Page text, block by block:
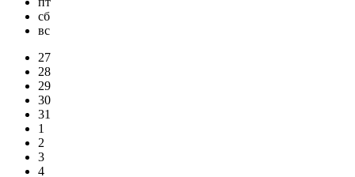
сб
вс
27
28
29
30
31
1
2
3
4